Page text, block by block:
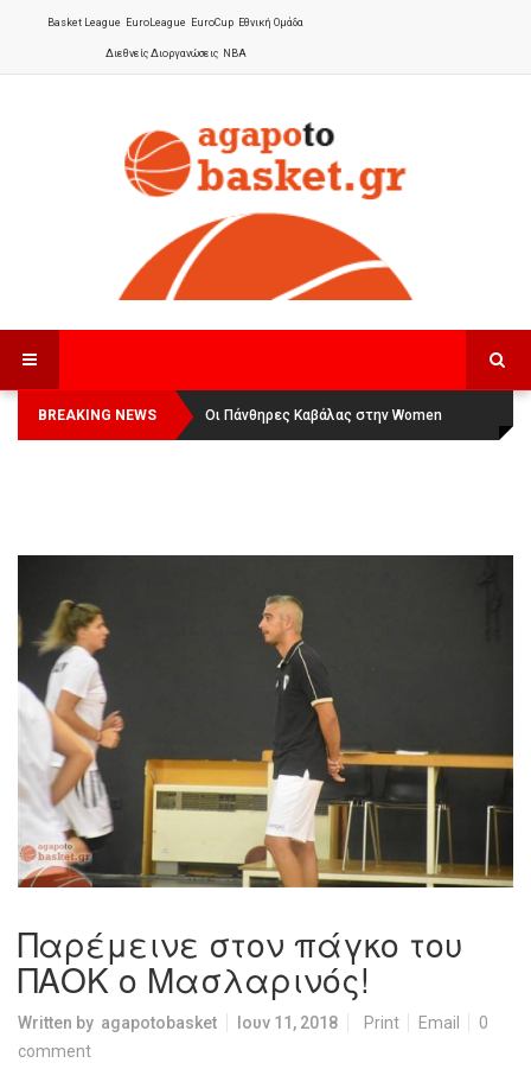
Basket League EuroLeague EuroCup Εθνική Ομάδα
Διεθνείς Διοργανώσεις NBA
BREAKING NEWS
Οι Πάνθηρες Καβάλας στην Women
Basketball League 1:
Αναχώρησε για τα Γιάννενα η Εθνική
Γυναικών
Παρέμεινε στον πάγκο του
ΠΑΟΚ ο Μασλαρινός!
Written by agapotobasket Ιουν 11, 2018 Print Email
0
comment